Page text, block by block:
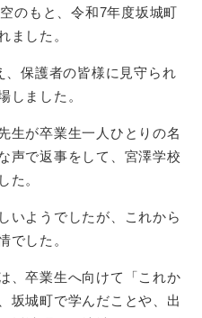
のもと、令和7年度坂城町
ました。
保護者の皆様に見守られ
しました。
生が卒業生一人ひとりの名
声で返事をして、宮澤学校
た。
いようでしたが、これから
でした。
、卒業生へ向けて「これか
坂城町で学んだことや、出